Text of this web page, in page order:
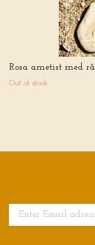
Rosa ametist med
Out of stock